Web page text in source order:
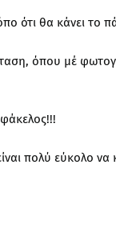
ότι θα κάνει το
όπου μέ
πολύ εύκολο να